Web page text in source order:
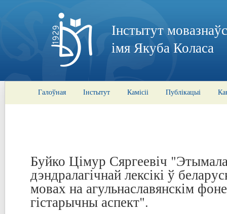
Інстытут
імя Якуба Коласа
Галоўная Інстытут Камісіі Публікацыі
Буйко Цімур Сяргеевіч
дэндралагічнай лексікі ў
мовах на агульнаславянскім
гістарычны аспект".